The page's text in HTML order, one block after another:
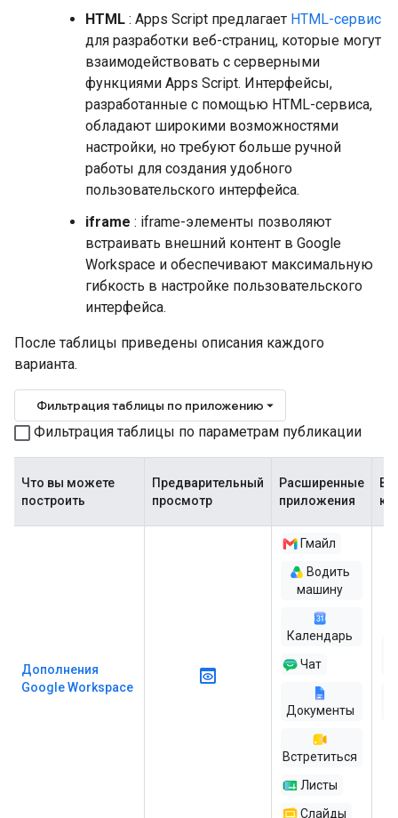
HTML : Apps Script предлагает HTML-сервис
для разработки веб-страниц, которые могут
взаимодействовать с серверными
функциями Apps Script. Интерфейсы,
разработанные с помощью HTML-сервиса,
обладают широкими возможностями
настройки, но требуют больше ручной
работы для создания удобного
пользовательского интерфейса.
iframe : iframe-элементы позволяют
встраивать внешний контент в Google
Workspace и обеспечивают максимальную
гибкость в настройке пользовательского
интерфейса.
После таблицы приведены описания каждого
варианта.
Фильтрация таблицы по приложению
Фильтрация таблицы по параметрам публикации
Что вы можете
построить
Предварительный
просмотр
Расширенные
приложения
Дополнения
Google Workspace
Гмайл
Водить
машину
Календарь
Чат
Документы
Встретиться
Листы
Слайды